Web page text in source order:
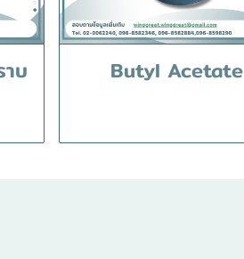
บ Butyl Acetate